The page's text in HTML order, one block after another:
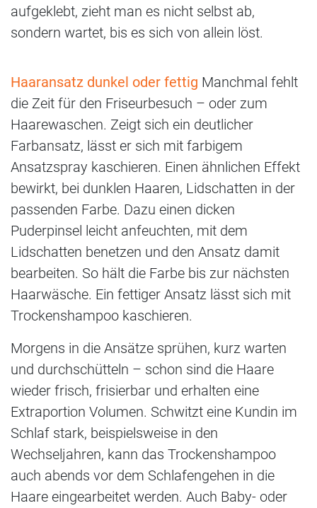
aufgeklebt, zieht man es nicht selbst ab,
sondern wartet, bis es sich von allein löst.
Haaransatz dunkel oder fettig Manchmal fehlt
die Zeit für den Friseurbesuch – oder zum
Haarewaschen. Zeigt sich ein deutlicher
Farbansatz, lässt er sich mit farbigem
Ansatzspray kaschieren. Einen ähnlichen Effekt
bewirkt, bei dunklen Haaren, Lidschatten in der
passenden Farbe. Dazu einen dicken
Puderpinsel leicht anfeuchten, mit dem
Lidschatten benetzen und den Ansatz damit
bearbeiten. So hält die Farbe bis zur nächsten
Haarwäsche. Ein fettiger Ansatz lässt sich mit
Trockenshampoo kaschieren.
Morgens in die Ansätze sprühen, kurz warten
und durchschütteln – schon sind die Haare
wieder frisch, frisierbar und erhalten eine
Extraportion Volumen. Schwitzt eine Kundin im
Schlaf stark, beispielsweise in den
Wechseljahren, kann das Trockenshampoo
auch abends vor dem Schlafengehen in die
Haare eingearbeitet werden. Auch Baby- oder